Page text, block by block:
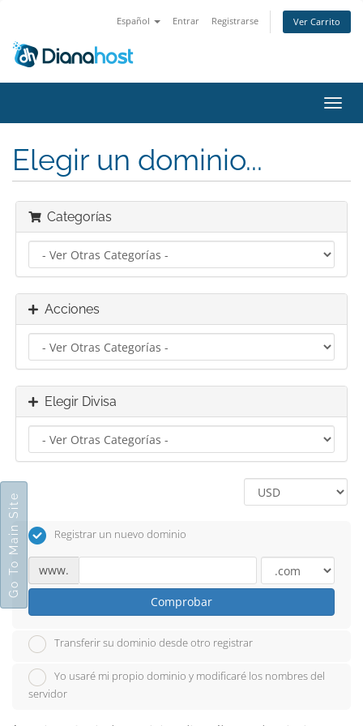
Español Entrar Registrarse Ver Carrito
Elegir un dominio...
Categorías
Acciones
Elegir Divisa
Registrar un nuevo dominio
www.
Comprobar
Transferir su dominio desde otro registrar
Yo usaré mi propio dominio y modificaré los nombres del
servidor
Go To Main Site